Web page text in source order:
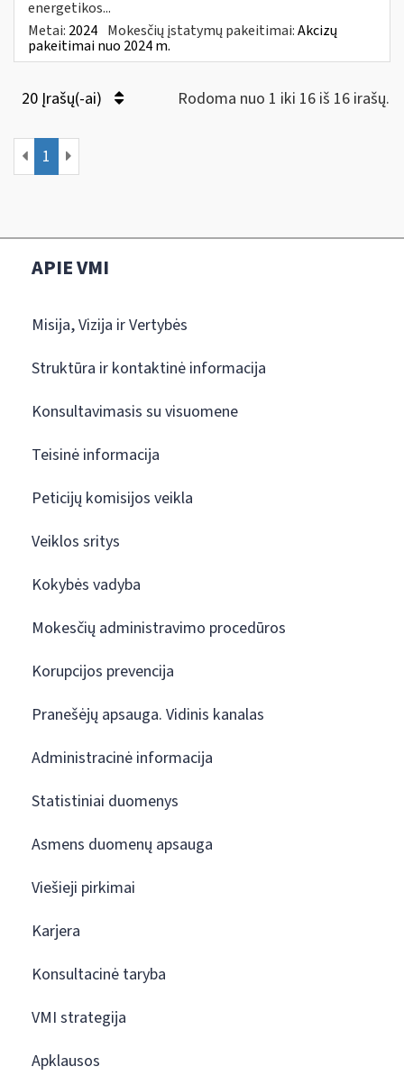
energetikos...
Metai: 2024 Mokesčių įstatymų pakeitimai:Akcizų
pakeitimai nuo 2024 m.
20 Įrašų(-ai) Rodoma nuo 1 iki 16 iš 16 irašų.
1
APIE VMI
Misija, Vizija ir Vertybės
Struktūra ir kontaktinė informacija
Konsultavimasis su visuomene
Teisinė informacija
Peticijų komisijos veikla
Veiklos sritys
Kokybės vadyba
Mokesčių administravimo procedūros
Korupcijos prevencija
Pranešėjų apsauga. Vidinis kanalas
Administracinė informacija
Statistiniai duomenys
Asmens duomenų apsauga
Viešieji pirkimai
Karjera
Konsultacinė taryba
VMI strategija
Apklausos